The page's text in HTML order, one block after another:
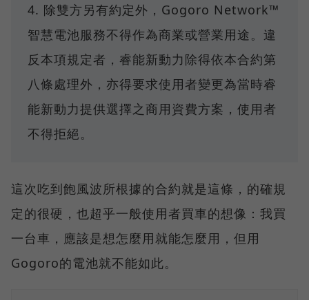
4. 除雙方另有約定外，Gogoro Network™
智慧電池服務不得作為商業或營業用途。違
反本項規定者，睿能新動力除得依本合約第
八條處理外，亦得要求使用者變更為當時睿
能新動力提供選擇之商用資費方案，使用者
不得拒絕。
這次吃到飽風波所根據的合約就是這條，的確規
定的很硬，也超乎一般使用者買車的想像：我買
一台車，應該是想怎麼用就能怎麼用，但用
Gogoro的電池就不能如此。